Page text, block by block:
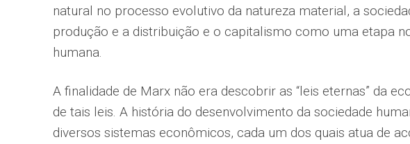
natural no processo evolutivo da natureza material, a
produção e a distribuição e o capitalismo como uma etapa
humana.
A finalidade de Marx não era descobrir as “leis eternas” da
de tais leis. A história do desenvolvimento da sociedade
diversos sistemas econômicos, cada um dos quais atua de